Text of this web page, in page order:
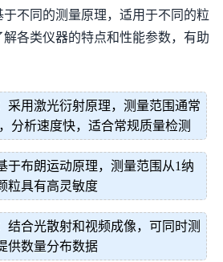
不同的测量原理，适用于不同的粒
各类仪器的特点和性能参数，有助
采用激光衍射原理，测量范围通常
分析速度快，适合常规质量检测
于布朗运动原理，测量范围从1纳
粒具有高灵敏度
结合光散射和视频成像，可同时测
供数量分布数据